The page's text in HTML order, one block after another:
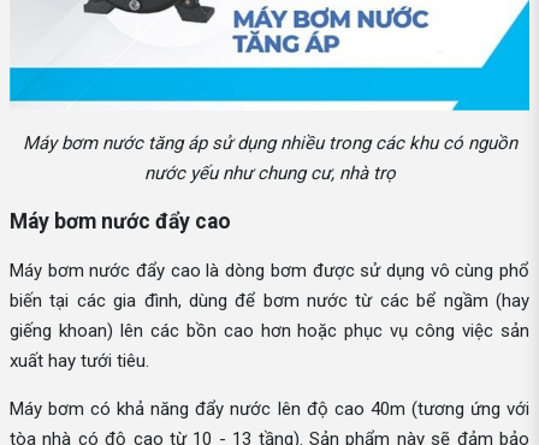
Máy bơm nước tăng áp sử dụng nhiều trong các khu có nguồn
nước yếu như chung cư, nhà trọ
Máy bơm nước đẩy cao
Máy bơm nước đẩy cao là dòng bơm được sử dụng vô cùng phổ
biến tại các gia đình, dùng để bơm nước từ các bể ngầm (hay
giếng khoan) lên các bồn cao hơn hoặc phục vụ công việc sản
xuất hay tưới tiêu.
Máy bơm có khả năng đẩy nước lên độ cao 40m (tương ứng với
tòa nhà có độ cao từ 10 - 13 tầng). Sản phẩm này sẽ đảm bảo